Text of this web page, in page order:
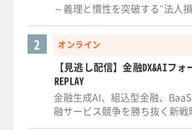
～義理と慣性を突破する"法人
オンライン
2
【見逃し配信】金融DX&AIフ
REPLAY
金融生成AI、組込型金融、
融サービス競争を勝ち抜く新戦